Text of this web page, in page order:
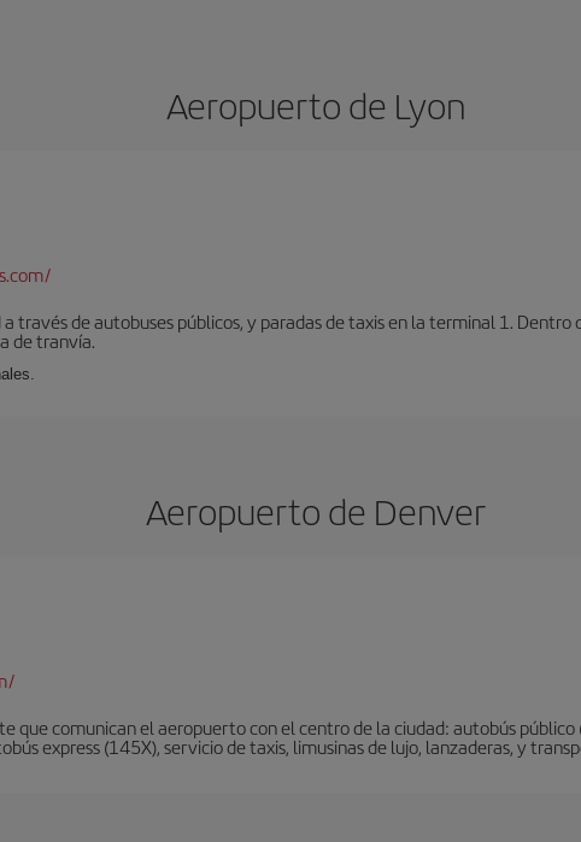
Aeropuerto de Lyon
través de autobuses públicos, y paradas de taxis en la terminal 1.
de tranvía.
Aeropuerto de Denver
que comunican el aeropuerto con el centro de la ciudad: autobús público
express (145X), servicio de taxis, limusinas de lujo, lanzaderas, y